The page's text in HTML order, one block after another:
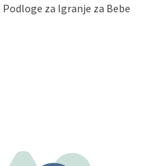
obrade Vaših osobnih
podnijeti poštom na
mailom na adresu:
Podloge za Igranje za Bebe